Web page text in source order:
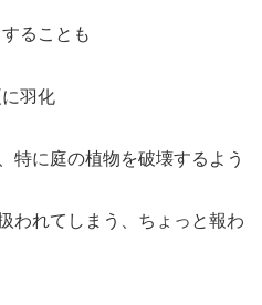
ることも
羽化
特に庭の植物を破壊するよう
われてしまう、ちょっと報わ